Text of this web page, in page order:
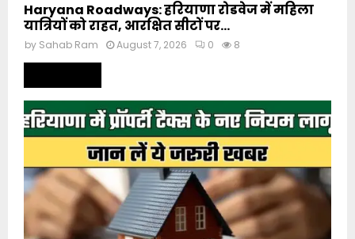
Haryana Roadways: हरियाणा रोडवेज में महिला
यात्रियों को राहत, आरक्षित सीटों पर...
by Sahab Ram August 7, 2026 0 8